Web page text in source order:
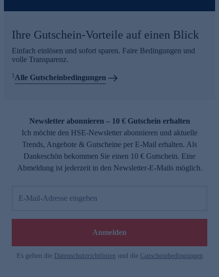
Ihre Gutschein-Vorteile auf einen Blick
Einfach einlösen und sofort sparen. Faire Bedingungen und
volle Transparenz.
1Alle Gutscheinbedingungen
Newsletter abonnieren – 10 € Gutschein erhalten
Ich möchte den HSE-Newsletter abonnieren und aktuelle
Trends, Angebote & Gutscheine per E-Mail erhalten. Als
Dankeschön bekommen Sie einen 10 € Gutschein. Eine
Abmeldung ist jederzeit in den Newsletter-E-Mails möglich.
E-Mail-Adresse eingeben
Anmelden
Es gelten die Datenschutzrichtlinien und die Gutscheinbedingungen